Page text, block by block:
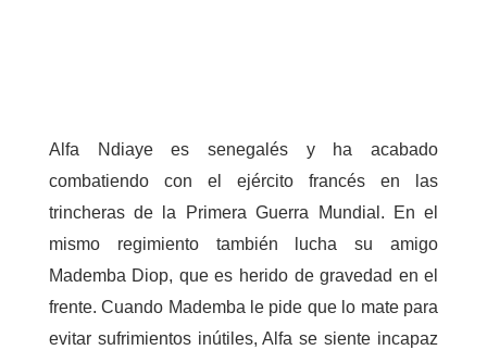
Alfa Ndiaye es senegalés y ha acabado
combatiendo con el ejército francés en las
trincheras de la Primera Guerra Mundial. En el
mismo regimiento también lucha su amigo
Mademba Diop, que es herido de gravedad en el
frente. Cuando Mademba le pide que lo mate para
evitar sufrimientos inútiles, Alfa se siente incapaz